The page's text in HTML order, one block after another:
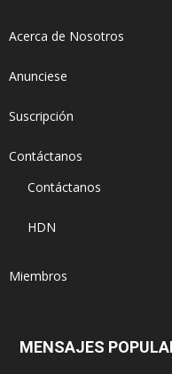
Acerca de Nosotros
Anunciese
Suscripción
Contáctanos
Contáctanos
HDN
Miembros
MENSAJES